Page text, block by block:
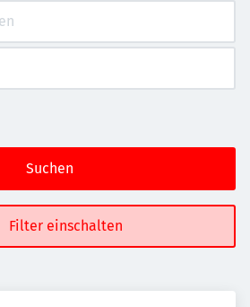
Suchen
Filter einschalten